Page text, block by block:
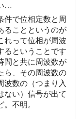
…
件で位相定数と周
ることというのが
れって位相が周波
るということです
間と共に周波数が
ら、その周波数の
波数の（つまり入
ない）信号が出て
不明。